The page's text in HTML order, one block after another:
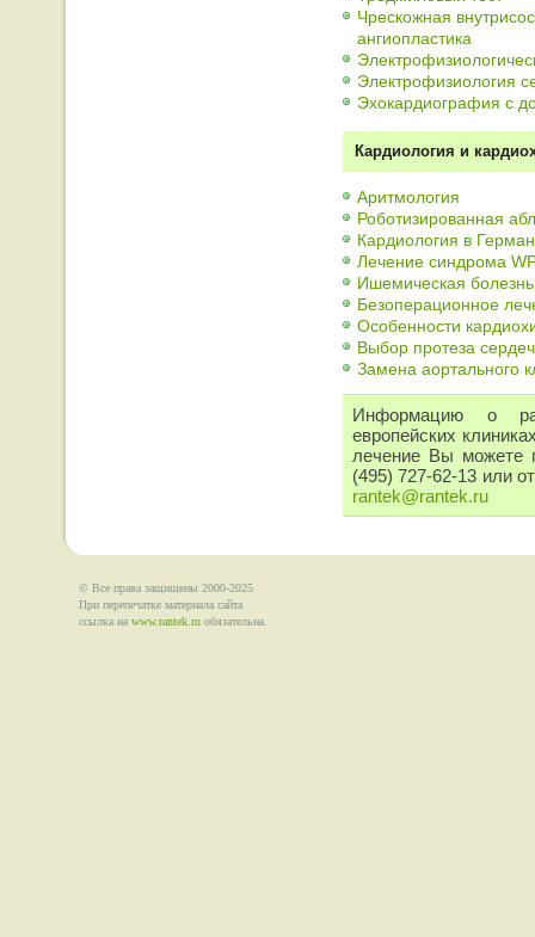
Чрескожная
ангиопластика
Электрофизиология
Эхокардиография с
Кардиология и
Аритмология
Роботизированная
Кардиология в
Лечение синдрома
Ишемическая
Безоперационное
Особенности
Выбор протеза
Замена аортального
Информацию о
европейских
лечение Вы можете
(495) 727-62-13 или
rantek@rantek.ru
© Все права защищены 2000-2025
При перепечатке материала сайта
ссылка на www.rantek.ru обязательна.